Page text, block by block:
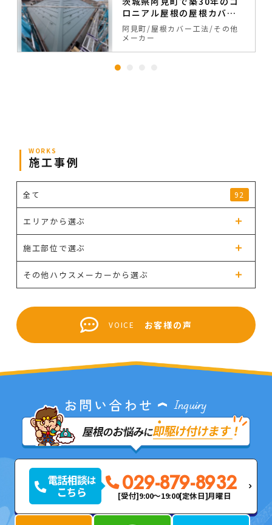
ロニアル屋根の屋根カバー
工法が完工致しました。
阿見町 屋根カバー工法 その他
メーカー
WORKS
施工事例
全て 92
エリアから選ぶ
施工部位で選ぶ
その他ハウスメーカーから選ぶ
VOICE お客様の声
029-879-8932
[受付]9:00～19:00[定休日]月曜日